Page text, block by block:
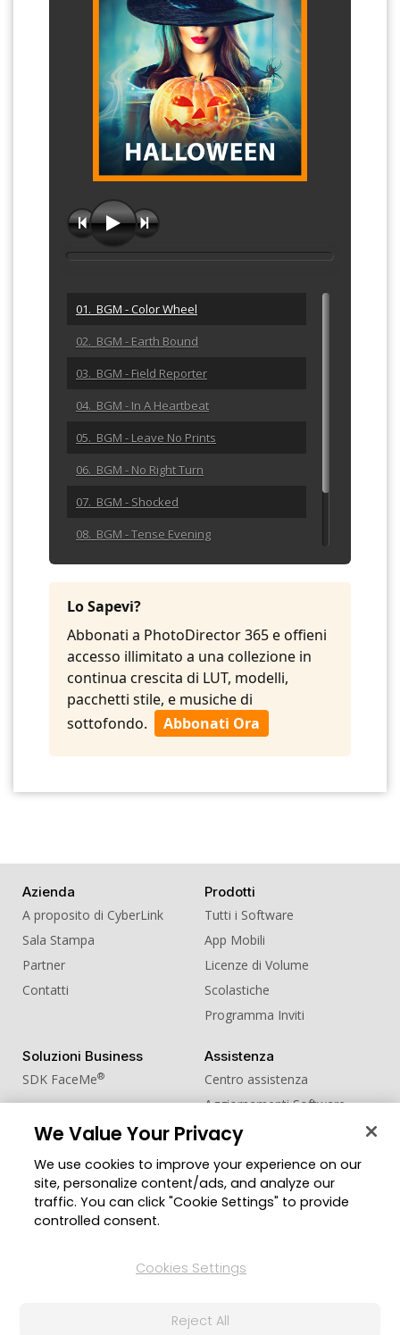
01. BGM - Color Wheel
02. BGM - Earth Bound
03. BGM - Field Reporter
04. BGM - In A Heartbeat
05. BGM - Leave No Prints
06. BGM - No Right Turn
07. BGM - Shocked
08. BGM - Tense Evening
09. BGM - The Gavel
10. BGM - Trail Light
Lo Sapevi?
Abbonati a PhotoDirector 365 e offieni
accesso illimitato a una collezione in
continua crescita di LUT, modelli,
pacchetti stile, e musiche di
sottofondo.
Abbonati Ora
Azienda
A proposito di CyberLink
Sala Stampa
Partner
Contatti
Prodotti
Tutti i Software
App Mobili
Licenze di Volume
Scolastiche
Programma Inviti
Soluzioni Business
SDK FaceMe®
Assistenza
Centro assistenza
Aggiornamenti Software
Centro Apprendimento
Comunità
Zona Utenti
Blog
Cambia regione
© 2026 CyberLink Corp. Tutti i diritti riservati.
We Value Your Privacy
We use cookies to improve your experience on our
site, personalize content/ads, and analyze our
traffic. You can click "Cookie Settings" to provide
controlled consent.
Cookies Settings
Reject All